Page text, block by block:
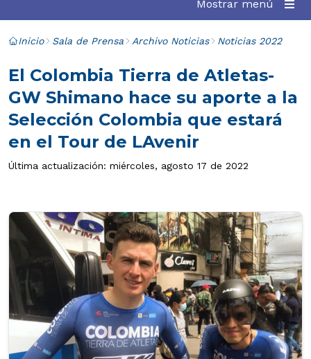
Mostrar menú
Inicio Sala de Prensa Archivo Noticias Noticias 2022
El Colombia Tierra de Atletas-
GW Shimano hace su aporte a la
Selección Colombia que estará
en el Tour de LAvenir
Última actualización: miércoles, agosto 17 de 2022